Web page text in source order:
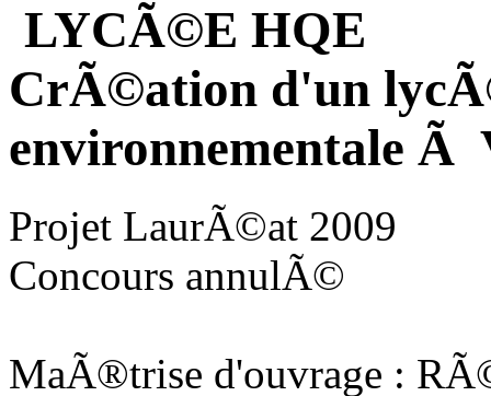
LYCÃ©E HQE
CrÃ©ation d'un
environnementale Ã
Projet LaurÃ©at 2009
Concours annulÃ©
MaÃ®trise d'ouvrage :